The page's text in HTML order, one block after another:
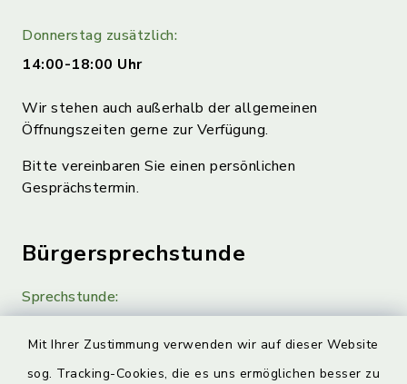
Mit Ihrer Zustimmung verwenden wir auf dieser Website
sog. Tracking-Cookies, die es uns ermöglichen besser zu
Donnerstag zusätzlich:
14:00-18:00 Uhr
Wir stehen auch außerhalb der allgemeinen
Öffnungszeiten gerne zur Verfügung.
Bitte vereinbaren Sie einen persönlichen
Gesprächstermin.
Bürgersprechstunde
Sprechstunde: